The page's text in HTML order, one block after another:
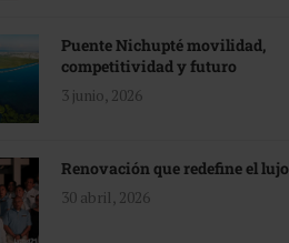
Puente Nichupté movilidad,
competitividad y futuro
3 junio, 2026
Renovación que redefine el lujo
30 abril, 2026